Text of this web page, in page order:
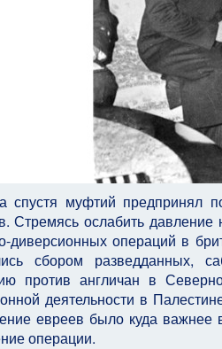
спустя муфтий предпринял
Стремясь ослабить
диверсионных операций в
сбором разведданных,
против англичан в
деятельности в
евреев было куда важнее
операции.